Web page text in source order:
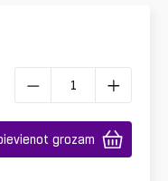
grozam